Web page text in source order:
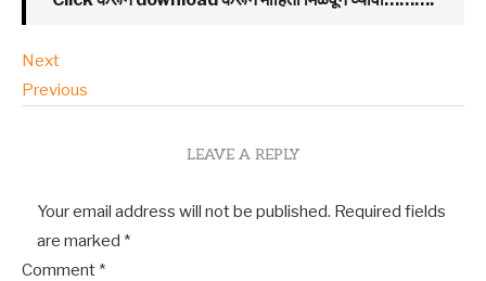
Next
Previous
LEAVE A REPLY
Your email address will not be published. Required fields
are marked *
Comment *